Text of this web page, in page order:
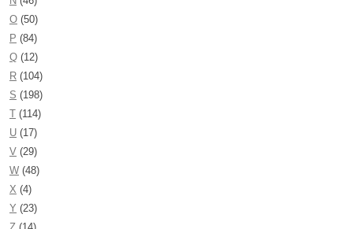
O (50)
P (84)
Q (12)
R (104)
S (198)
T (114)
U (17)
V (29)
W (48)
X (4)
Y (23)